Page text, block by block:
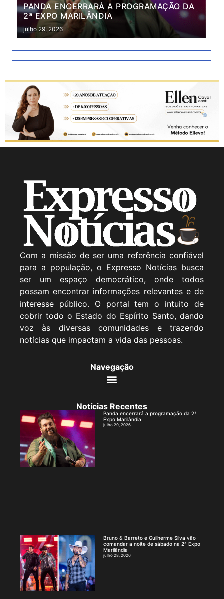
PANDA ENCERRARÁ A PROGRAMAÇÃO DA
2ª EXPO MARILÂNDIA
julho 29, 2026
Com a missão de ser uma referência confiável
para a população, o Expresso Notícias busca
ser um espaço democrático, onde todos
possam encontrar informações relevantes e de
interesse público. O portal tem o intuito de
cobrir todo o Estado do Espírito Santo, dando
voz às diversas comunidades e trazendo
notícias que impactam a vida das pessoas.
Navegação
Notícias Recentes
Panda encerrará a programação da 2ª
Expo Marilândia
julho 29, 2026
Bruno & Barreto e Guilherme Silva vão
comandar a noite de sábado na 2ª Expo
Marilândia
julho 28, 2026